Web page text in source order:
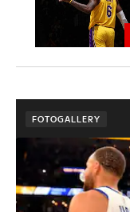
FOTOGALLERY